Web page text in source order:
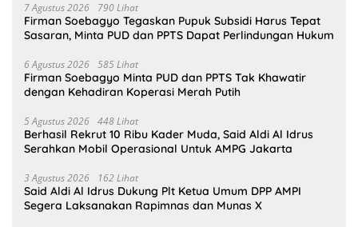
7 Agustus 2026 790 Lihat
Firman Soebagyo Tegaskan Pupuk Subsidi Harus Tepat
Sasaran, Minta PUD dan PPTS Dapat Perlindungan Hukum
6 Agustus 2026 585 Lihat
Firman Soebagyo Minta PUD dan PPTS Tak Khawatir
dengan Kehadiran Koperasi Merah Putih
5 Agustus 2026 448 Lihat
Berhasil Rekrut 10 Ribu Kader Muda, Said Aldi Al Idrus
Serahkan Mobil Operasional Untuk AMPG Jakarta
3 Agustus 2026 162 Lihat
Said Aldi Al Idrus Dukung Plt Ketua Umum DPP AMPI
Segera Laksanakan Rapimnas dan Munas X